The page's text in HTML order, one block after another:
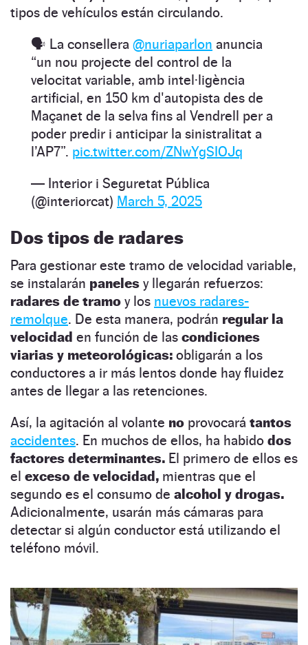
tipos de vehículos están circulando.
🗣 La consellera @nuriaparlon anuncia
“un nou projecte del control de la
velocitat variable, amb intel·ligència
artificial, en 150 km d'autopista des de
Maçanet de la selva fins al Vendrell per a
poder predir i anticipar la sinistralitat a
l’AP7”. pic.twitter.com/ZNwYgSIOJq
— Interior i Seguretat Pública
(@interiorcat) March 5, 2025
Dos tipos de radares
Para gestionar este tramo de velocidad variable,
se instalarán paneles y llegarán refuerzos:
radares de tramo y los nuevos radares-
remolque. De esta manera, podrán regular la
velocidad en función de las condiciones
viarias y meteorológicas: obligarán a los
conductores a ir más lentos donde hay fluidez
antes de llegar a las retenciones.
Así, la agitación al volante no provocará tantos
accidentes. En muchos de ellos, ha habido dos
factores determinantes. El primero de ellos es
el exceso de velocidad, mientras que el
segundo es el consumo de alcohol y drogas.
Adicionalmente, usarán más cámaras para
detectar si algún conductor está utilizando el
teléfono móvil.